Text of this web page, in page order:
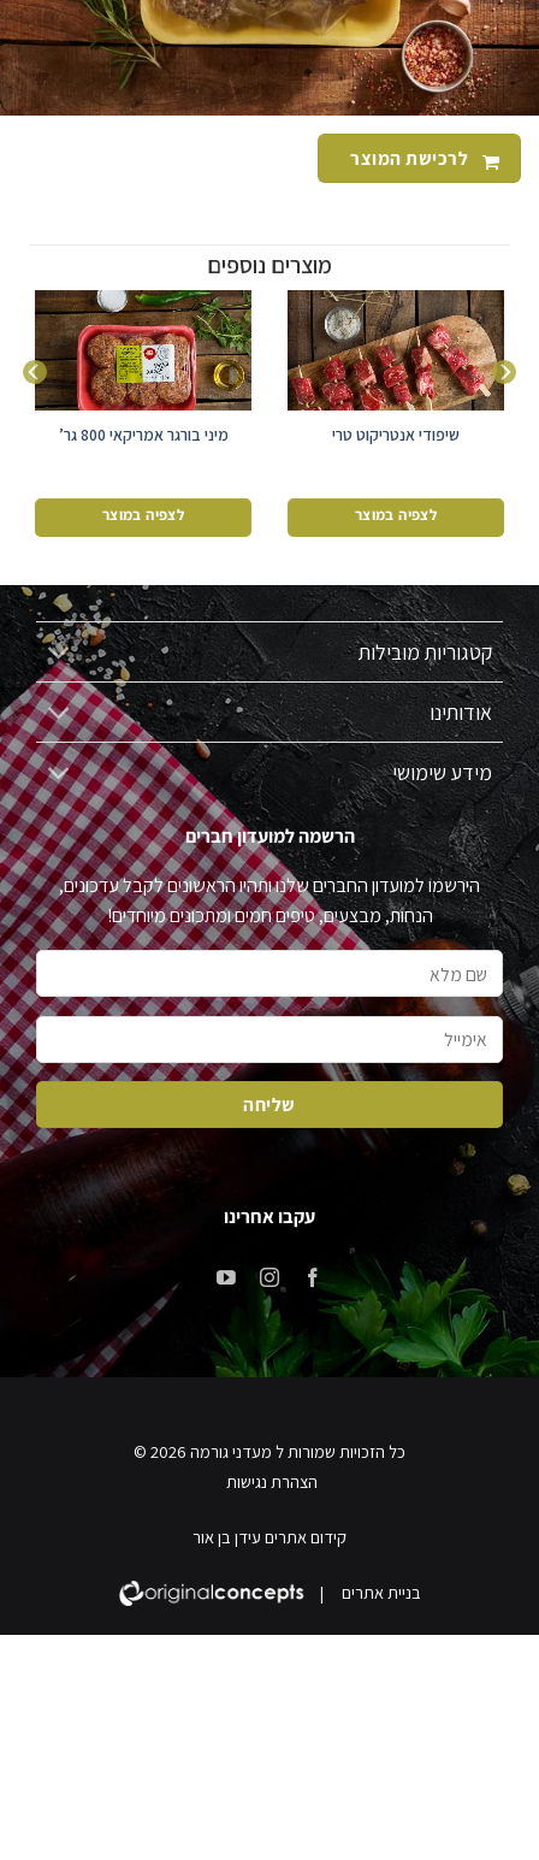
לרכישת המוצר
מוצרים נוספים
שיפודי אנטריקוט טרי
לצפיה במוצר
מיני בורגר אמריקאי 800 גר’
לצפיה במוצר
קטגוריות מובילות
אודותינו
מידע שימושי
הרשמה למועדון חברים
הירשמו למועדון החברים שלנו ותהיו הראשונים לקבל עדכונים,
הנחות, מבצעים, טיפים חמים ומתכונים מיוחדים!
עקבו אחרינו
כל הזכויות שמורות ל מעדני גורמה 2026 ©
הצהרת נגישות
קידום אתרים עידן בן אור
בניית אתרים |